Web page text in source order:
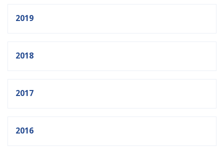
2019
2018
2017
2016